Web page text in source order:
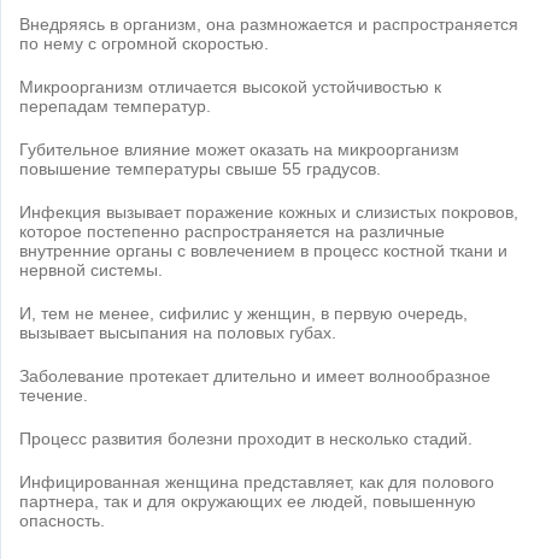
Внедряясь в организм, она размножается и распространяется
по нему с огромной скоростью.
Микроорганизм отличается высокой устойчивостью к
перепадам температур.
Губительное влияние может оказать на микроорганизм
повышение температуры свыше 55 градусов.
Инфекция вызывает поражение кожных и слизистых покровов,
которое постепенно распространяется на различные
внутренние органы с вовлечением в процесс костной ткани и
нервной системы.
И, тем не менее, сифилис у женщин, в первую очередь,
вызывает высыпания на половых губах.
Заболевание протекает длительно и имеет волнообразное
течение.
Процесс развития болезни проходит в несколько стадий.
Инфицированная женщина представляет, как для полового
партнера, так и для окружающих ее людей, повышенную
опасность.